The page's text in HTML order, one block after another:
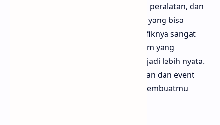
upgrade senjata, membuka berbagai peralatan, dan
bahkan ditemani oleh anjing pelacak yang bisa
membantu dalam pertempuran. Grafiknya sangat
memukau dengan suasana mencekam yang
membuat pengalaman bermain menjadi lebih nyata.
Ditambah dengan berbagai misi harian dan event
spesial, Into the Dead 2 tidak akan membuatmu